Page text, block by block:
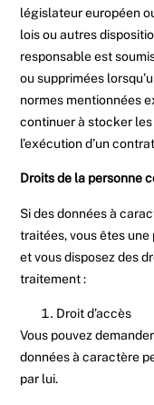
législateur européen
lois ou autres
responsable est
ou supprimées
normes mentionnées
continuer à stocker
l’exécution d’un
Droits de la personne
Si des données à
traitées, vous êtes une
et vous disposez des
traitement :
Droit d’accès
Vous pouvez
données à caractère
par lui.